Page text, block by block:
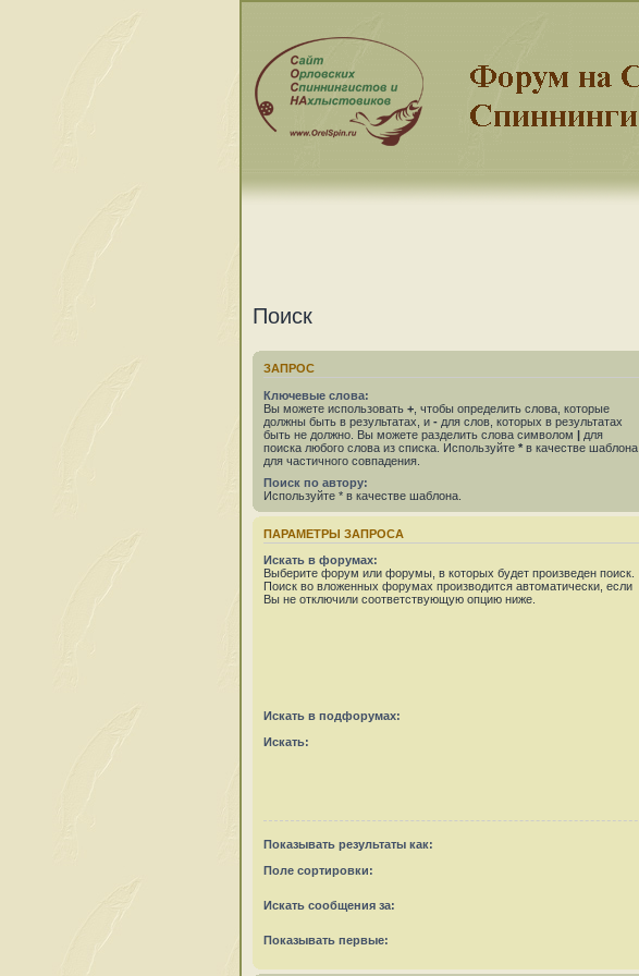
Поиск
ЗАПРОС
Ключевые слова:
Вы можете использовать + , чтобы определить слова, которые
должны быть в результатах, и - для слов, которых в результатах
быть не должно. Вы можете разделить слова символом | для
поиска любого слова из списка. Используйте * в качестве шаблона
для частичного совпадения.
Поиск по автору:
Используйте * в качестве шаблона.
ПАРАМЕТРЫ ЗАПРОСА
Искать в форумах:
Выберите форум или форумы, в которых будет произведен поиск.
Поиск во вложенных форумах производится автоматически, если
Вы не отключили соответствующую опцию ниже.
Искать в подфорумах:
Искать:
Показывать результаты как:
Поле сортировки:
Искать сообщения за:
Показывать первые: